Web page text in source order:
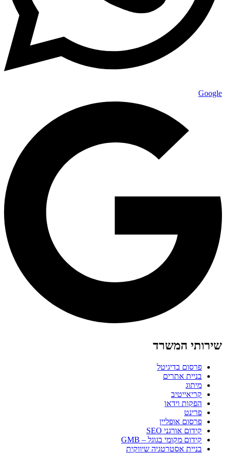
Google
שירותי המשרד
פרסום בדיגיטל
בניית אתרים
מיתוג
קריאייטיב
הפקות וידאו
פרינט
פרסום אופליין
קידום אורגני SEO
קידום מקומי בגוגל – GMB
בניית אסטרטגיה שיווקית